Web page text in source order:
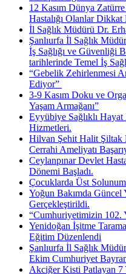
12 Kasım Dünya
Hastalığı Olanlar Dikkat
İl Sağlık Müdürü Dr.
Şanlıurfa İl Sağlık
İş Sağlığı ve Güvenliği
tarihlerinde Temel İş
“Gebelik Zehirlenmesi
Ediyor” ​
3-9 Kasım Doku ve
Yaşam Armağanı”
Eyyübiye Sağlıklı
Hizmetleri.
Hilvan Şehit Halit Şiltak
Cerrahi Ameliyatı
Ceylanpınar Devlet
Dönemi Başladı.
Çocuklarda Üst
Yoğun Bakımda Güncel
Gerçekleştirildi.
“Cumhuriyetimizin 102.
Yenidoğan İşitme
Eğitim Düzenlendi
Şanlıurfa İl Sağlık
Ekim Cumhuriyet
Akciğer Kisti Patlayan 7